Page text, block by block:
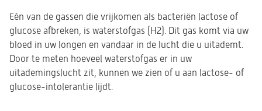
Eén van de gassen die vrijkomen als bacteriën lactose of
glucose afbreken, is waterstofgas (H2). Dit gas komt via uw
bloed in uw longen en vandaar in de lucht die u uitademt.
Door te meten hoeveel waterstofgas er in uw
uitademingslucht zit, kunnen we zien of u aan lactose- of
glucose-intolerantie lijdt.